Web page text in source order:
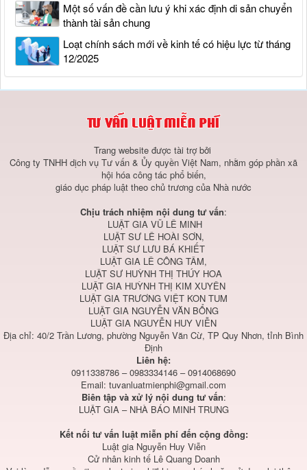
Một số vấn đề cần lưu ý khi xác định di sản chuyển
thành tài sản chung
Loạt chính sách mới về kinh tế có hiệu lực từ tháng
12/2025
Trang website được tài trợ bởi
Công ty TNHH dịch vụ Tư vấn & Ủy quyền Việt Nam, nhằm góp phần xã
hội hóa công tác phổ biến,
giáo dục pháp luật theo chủ trương của Nhà nước
Chịu trách nhiệm nội dung tư vấn:
LUẬT GIA VŨ LÊ MINH
LUẬT SƯ LÊ HOÀI SƠN,
LUẬT SƯ LƯU BÁ KHIẾT
LUẬT GIA LÊ CÔNG TÂM,
LUẬT SƯ HUỲNH THỊ THÚY HOA
LUẬT GIA HUỲNH THỊ KIM XUYÊN
LUẬT GIA TRƯƠNG VIỆT KON TUM
LUẬT GIA NGUYỄN VĂN BỔNG
LUẬT GIA NGUYỄN HUY VIỄN
Địa chỉ: 40/2 Trần Lương, phường Nguyễn Văn Cừ, TP Quy Nhơn, tỉnh Bình
Định
Liên hệ:
0911338786 – 0983334146 – 0914068690
Email: tuvanluatmienphi@gmail.com
Biên tập và xử lý nội dung tư vấn:
LUẬT GIA – NHÀ BÁO MINH TRUNG
Kết nối tư vấn luật miễn phí đến cộng đồng:
Luật gia Nguyễn Huy Viễn
Cử nhân kinh tế Lê Quang Doanh